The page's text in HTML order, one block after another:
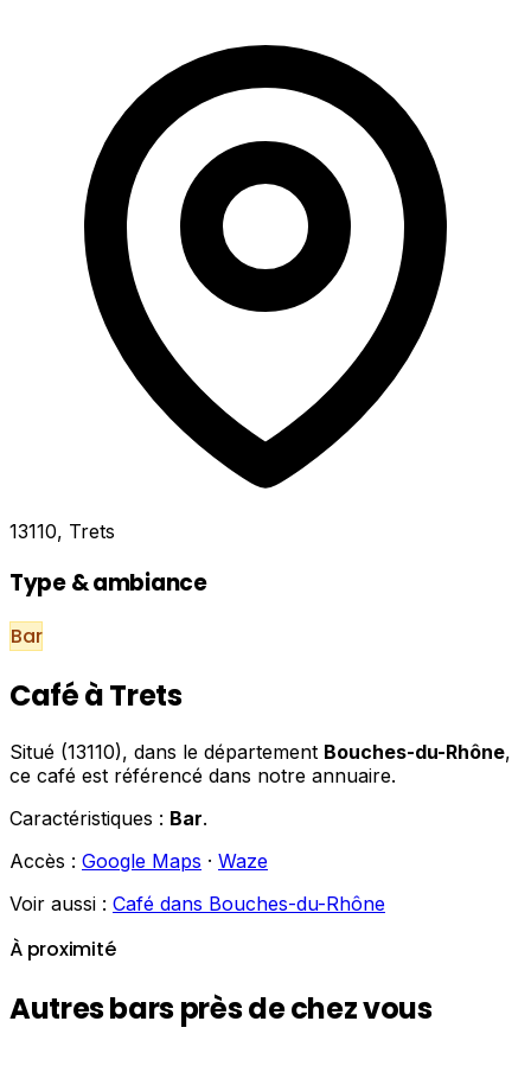
13110, Trets
Type & ambiance
Bar
Café à Trets
Situé (13110), dans le département Bouches-du-Rhône,
ce café est référencé dans notre annuaire.
Caractéristiques : Bar.
Accès : Google Maps · Waze
Voir aussi : Café dans Bouches-du-Rhône
À proximité
Autres bars près de chez vous